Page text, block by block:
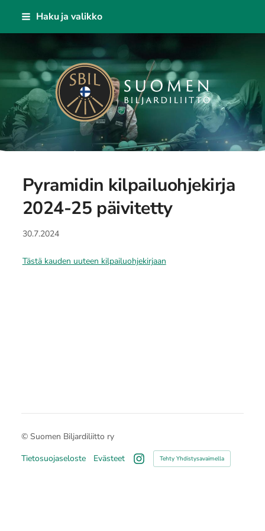
Siirry
Haku ja valikko
Suomen Biljardiliitto ry
Pyramidin kilpailuohjekirja
2024-25 päivitetty
30.7.2024
Tästä kauden uuteen kilpailuohjekirjaan
© Suomen Biljardiliitto ry
Tietosuojaseloste
Evästeet
Instagram
Tehty Yhdistysavaimella